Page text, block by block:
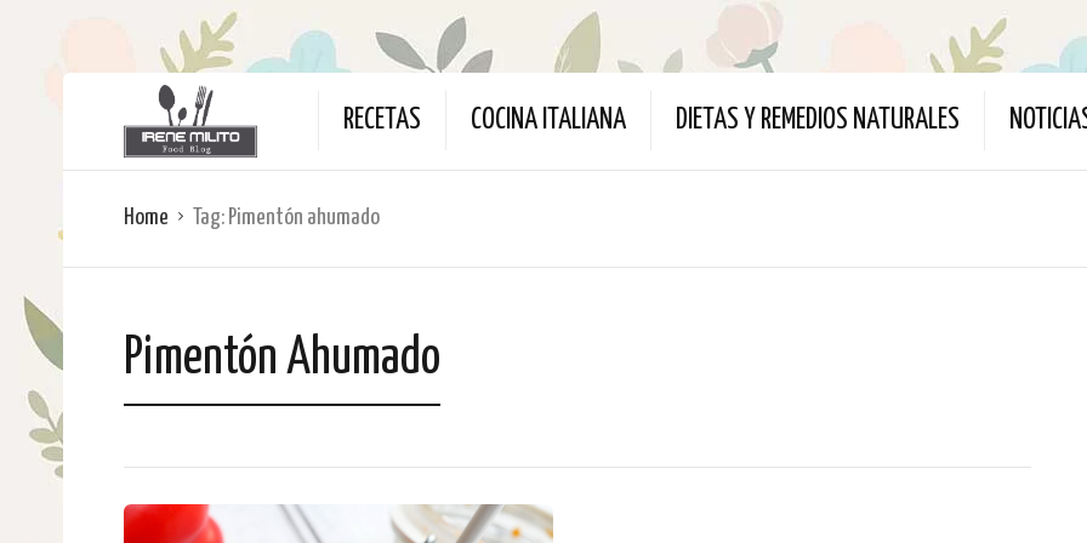
RECETAS COCINA ITALIANA DIETAS Y REMEDIOS NATURALES
Home Tag: Pimentón ahumado
Pimentón Ahumado